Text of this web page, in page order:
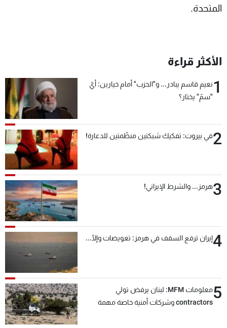
المتحدة.
الأكثر قراءة
1نعيم قاسم يبادر... و"الحزب" أمام خيارين: أيّ
"سمّ" يختار؟
2في بيروت: تفكيك شبكتين منظّمتين للدعارة!
3هرمز... والشرط الإيراني!
4إيران ترفع السقف في هرمز: تعويضات وإلّا...
5
معلومات MFM: لبنان يرفض تولي
contractors وشركات أمنية خاصة مهمة